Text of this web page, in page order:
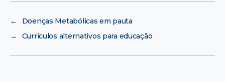
←
Doenças Metabólicas em pauta
→
Currículos alternativos para educação